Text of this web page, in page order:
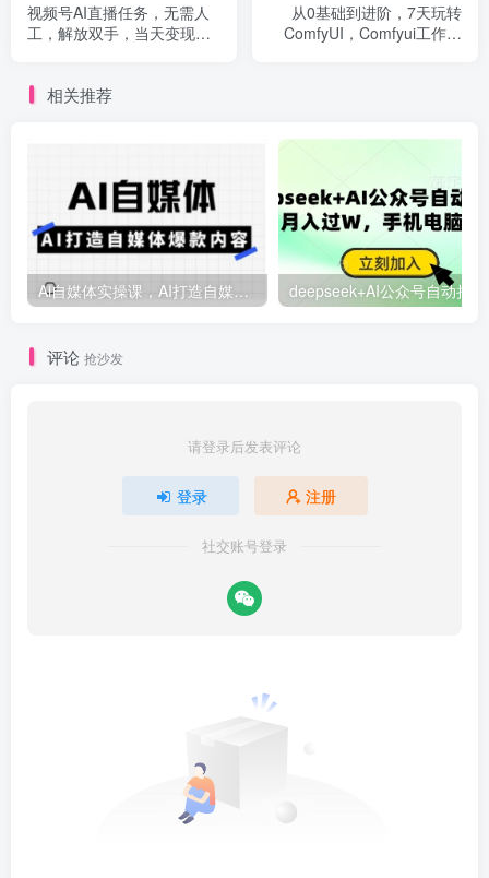
视频号AI直播任务，无需人
工，解放双手，当天变现
从0基础到进阶，7天玩转
ComfyUI，Comfyui工作流
相关推荐
Ai自媒体实操课，AI打造自媒体爆款内容
评论 抢沙发
请登录后发表评论
登录 注册
社交账号登录